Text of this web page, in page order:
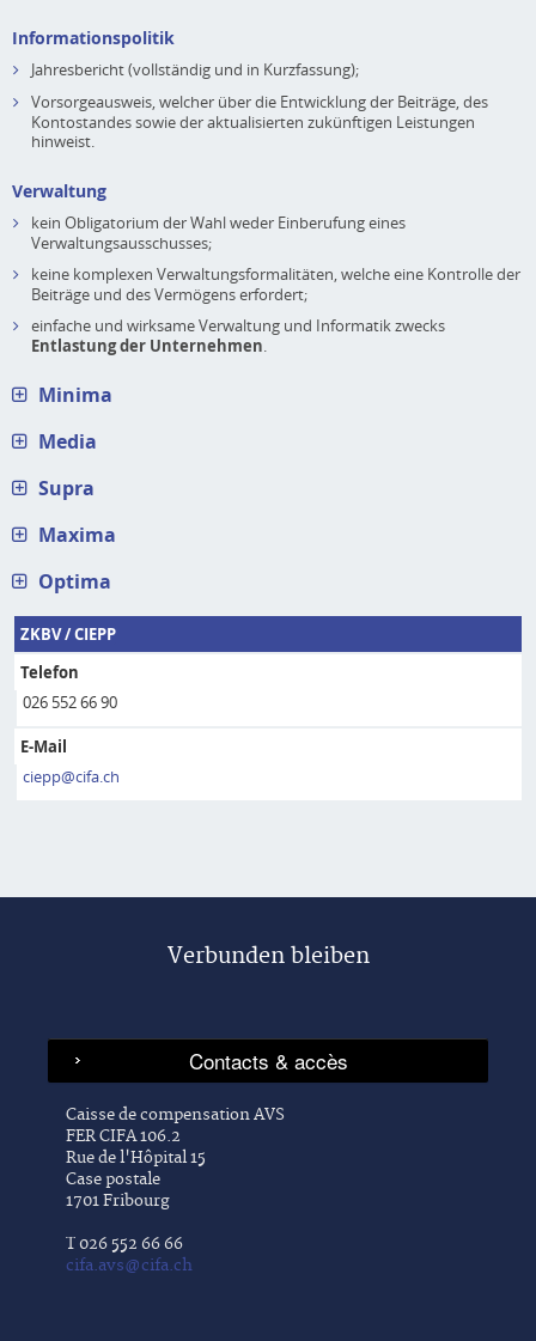
Informationspolitik
Jahresbericht (vollständig und in Kurzfassung);
Vorsorgeausweis, welcher über die Entwicklung der Beiträge, des
Kontostandes sowie der aktualisierten zukünftigen Leistungen
hinweist.
Verwaltung
kein Obligatorium der Wahl weder Einberufung eines
Verwaltungsausschusses;
keine komplexen Verwaltungsformalitäten, welche eine Kontrolle der
Beiträge und des Vermögens erfordert;
einfache und wirksame Verwaltung und Informatik zwecks
Entlastung der Unternehmen.
Minima
Media
Supra
Maxima
Optima
ZKBV / CIEPP
Telefon
026 552 66 90
E-Mail
ciepp@cifa.ch
Verbunden bleiben
Caisse de compensation AVS
FER CIFA 106.2
Rue de l'Hôpital 15
Case postale
1701 Fribourg
T 026 552 66 66
cifa.avs@cifa.ch